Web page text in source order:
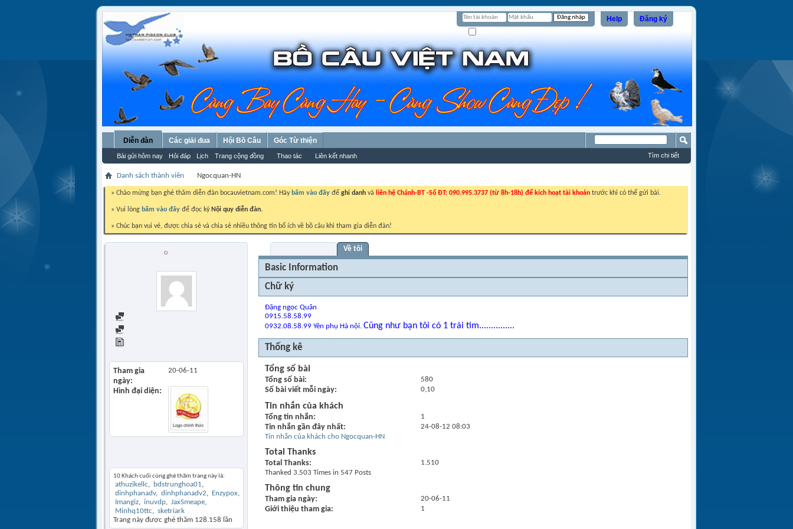
Đăng ký
Help
Diễn đàn
Bài gửi hôm nay Hỏi đáp Lịch Trang cộng đồng Thao tác Liên kết nhanh
Các giải đua Hội Bồ Câu Góc Từ thiện
Tìm chi tiết
Danh sách thành viên Ngocquan-HN
» Chào mừng bạn ghé thăm diễn đàn bocauvietnam.com! Hãy bấm vào đây để ghi danh và liên hệ Chánh-BT -Số ĐT: 090.995.3737 (từ 8h-18h) để kích hoạt tài khoản trước khi có thể gửi bài.
» Vui lòng bấm vào đây để đọc kỹ Nội quy diễn đàn.
» Chúc bạn vui vẻ, được chia sẻ và chia sẻ nhiều thông tin bổ ích về bồ câu khi tham gia diễn đàn!
Tham gia
ngày
20-06-11
Hình đại diện
10 Khách cuối cùng ghé thăm trang này là:
athuzikellc
bdstrunghoa01
dinhphanadv
dinhphanadv2
Enzypox
Imangiz
inuvdp
JaxSmeape
Minhq10ttc
sketriark
Trang này được ghé thăm 128.158 lần
Về tôi
Basic Information
Chữ ký
Đặng ngọc Quân
0915.58.58.99
0932.08.58.99 Yên phụ Hà nội. Cũng như bạn tôi có 1 trái tim...............
Thống kê
Tổng số bài
Tổng số bài 580
Số bài viết mỗi ngày 0,10
Tin nhắn của khách
Tổng tin nhắn 1
Tin nhắn gần đây nhất 24-08-1208:03
Tin nhắn của khách cho Ngocquan-HN
Total Thanks
Total Thanks
1.510
Thanked 3.503 Times in 547 Posts
Thông tin chung
Tham gia ngày 20-06-11
Giới thiệu tham gia 1